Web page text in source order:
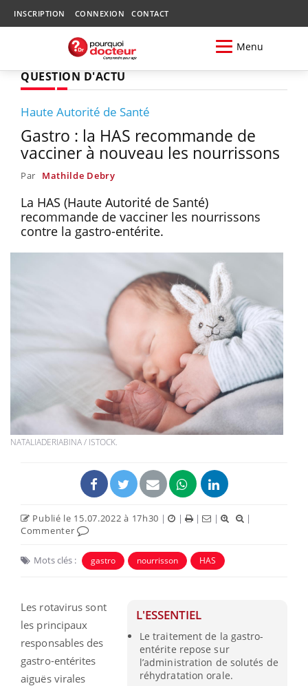
INSCRIPTION CONNEXION CONTACT
Menu
QUESTION D'ACTU
Haute Autorité de Santé
Gastro : la HAS recommande de
vacciner à nouveau les nourrissons
Par Mathilde Debry
La HAS (Haute Autorité de Santé)
recommande de vacciner les nourrissons
contre la gastro-entérite.
NATALIADERIABINA / ISTOCK.
Publié le 15.07.2022 à 17h30 | | | |
|
Commenter
Mots clés : gastro nourrisson HAS
L'ESSENTIEL
Le traitement de la gastro-
entérite repose sur
l’administration de solutés de
réhydratation orale.
Les rotavirus sont
les principaux
responsables des
gastro-entérites
aiguës virales